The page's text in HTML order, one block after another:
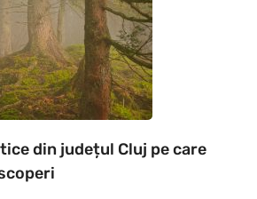
din județul Cluj pe care